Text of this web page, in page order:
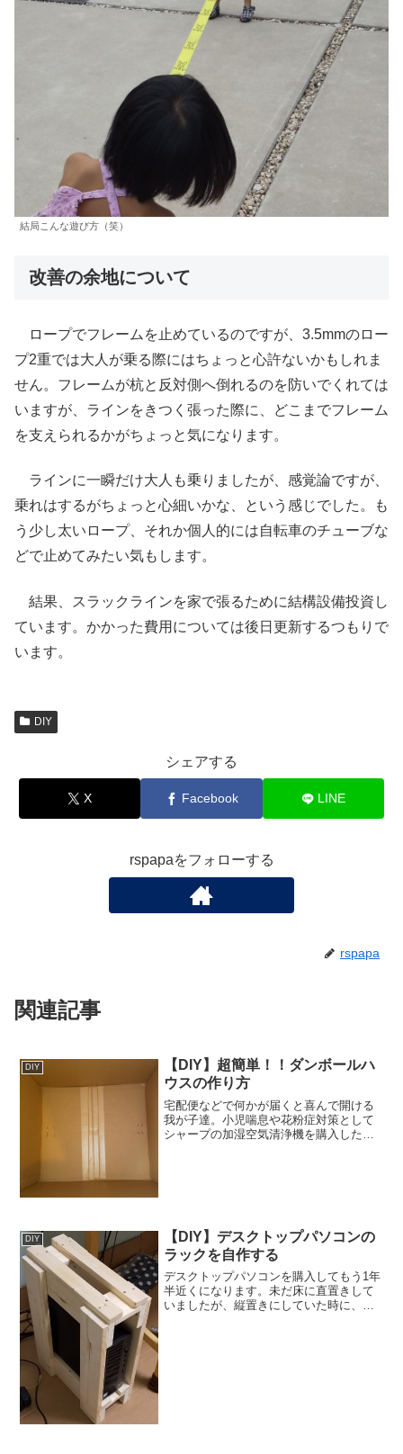
結局こんな遊び方（笑）
改善の余地について
ロープでフレームを止めているのですが、3.5mmのロー
プ2重では大人が乗る際にはちょっと心許ないかもしれま
せん。フレームが杭と反対側へ倒れるのを防いでくれては
いますが、ラインをきつく張った際に、どこまでフレーム
を支えられるかがちょっと気になります。
ラインに一瞬だけ大人も乗りましたが、感覚論ですが、
乗れはするがちょっと心細いかな、という感じでした。も
う少し太いロープ、それか個人的には自転車のチューブな
どで止めてみたい気もします。
結果、スラックラインを家で張るために結構設備投資し
ています。かかった費用については後日更新するつもりで
います。
DIY
シェアする
X Facebook LINE
rspapaをフォローする
rspapa
関連記事
DIY
【DIY】超簡単！！ダンボールハ
ウスの作り方
宅配便などで何かが届くと喜んで開ける
我が子達。小児喘息や花粉症対策として
シャープの加湿空気清浄機を購入したら
DIY
【DIY】デスクトップパソコンの
ラックを自作する
デスクトップパソコンを購入してもう1年
半近くになります。未だ床に直置きして
いましたが、縦置きにしていた時に、子